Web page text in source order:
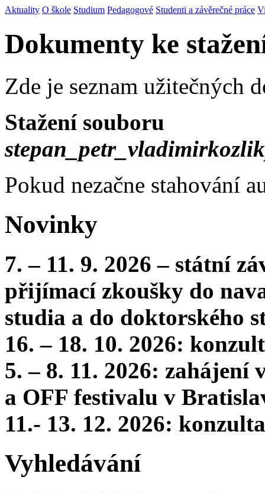
Aktuality O škole Studium Pedagogové Studenti a závěrečné práce
Dokumenty ke
Zde je seznam užitečných
Stažení souboru
Pokud nezačne stahování
Novinky
7. – 11. 9. 2026 – státní
přijímací zkoušky do
studia a do doktorského
16. – 18. 10. 2026:
5. – 8. 11. 2026:
a OFF festivalu v
11.- 13. 12. 2026:
Vyhledávání